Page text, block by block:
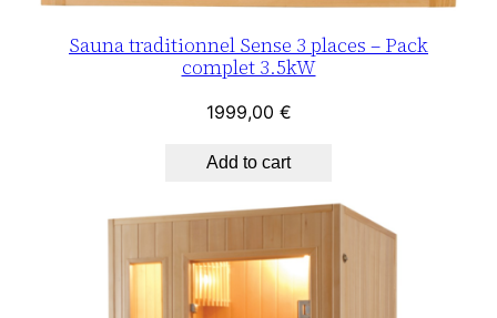
Sauna traditionnel Sense 3 places – Pack
complet 3.5kW
1999,00 €
Add to cart